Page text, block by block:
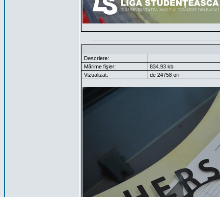
Descriere:
Mărime fişier:
834.93 kb
Vizualizat:
de 24758 ori